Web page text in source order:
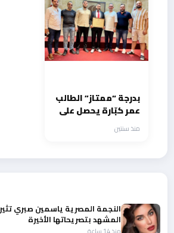
بدرجة “ممتاز” الطالب
عمر كبّارة يحصل على
دبلوم في الغناء
والإنشاد المقاميّ
منذ سنتين
النجمة المصرية ياسمين صبري
المشهد بتصريحاتها الأخيرة